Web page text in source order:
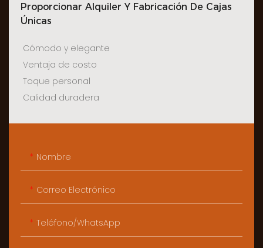
Proporcionar Alquiler Y Fabricación De Cajas
Únicas
Cómodo y elegante
Ventaja de costo
Toque personal
Calidad duradera
Nombre
Correo Electrónico
Teléfono/WhatsApp